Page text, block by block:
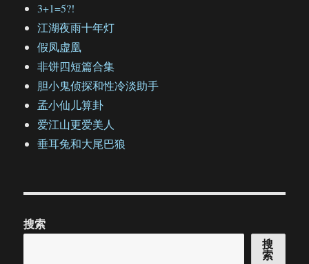
3+1=5?!
江湖夜雨十年灯
假凤虚凰
非饼四短篇合集
胆小鬼侦探和性冷淡助手
孟小仙儿算卦
爱江山更爱美人
垂耳兔和大尾巴狼
搜索
搜
索